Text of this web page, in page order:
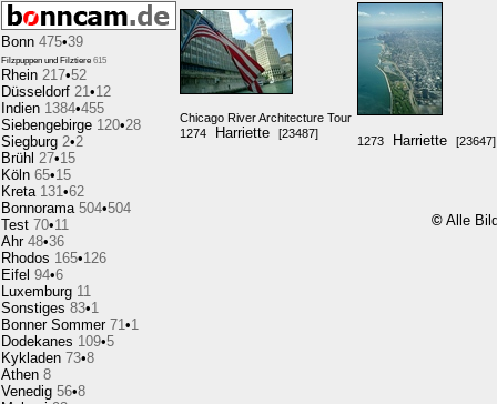
Bonn 475•39
Filzpuppen und Filztiere 615
Rhein 217•52
Düsseldorf 21•12
Indien 1384•455
Siebengebirge 120•28
Siegburg 2•2
Brühl 27•15
Köln 65•15
Kreta 131•62
Bonnorama 504•504
Test 70•11
Ahr 48•36
Rhodos 165•126
Eifel 94•6
Luxemburg 11
Sonstiges 83•1
Bonner Sommer 71•1
Dodekanes 109•5
Kykladen 73•8
Athen 8
Venedig 56•8
Chicago River Architecture Tour
1274
Harriette [23487]
1273 Harriette [23647]
© Alle